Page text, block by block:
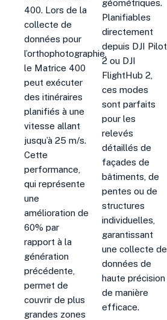
400. Lors de la
collecte de
données pour
l’orthophotographie,
le Matrice 400
peut exécuter
des itinéraires
planifiés à une
vitesse allant
jusqu’à 25 m/s.
Cette
performance,
qui représente
une
amélioration de
60% par
rapport à la
génération
précédente,
permet de
couvrir de plus
grandes zones
géométriques.
Planifiables
directement
depuis DJI Pilot
2 ou DJI
FlightHub 2,
ces modes
sont parfaits
pour les
relevés
détaillés de
façades de
bâtiments, de
pentes ou de
structures
individuelles,
garantissant
une collecte de
données de
haute précision
de manière
efficace.